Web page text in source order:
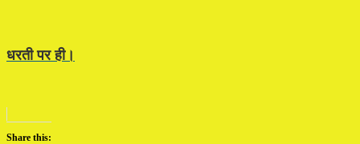
धरती पर ही।
Share this: